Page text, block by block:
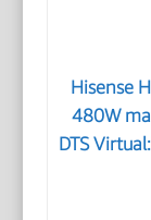
Hisense
480W
DTS